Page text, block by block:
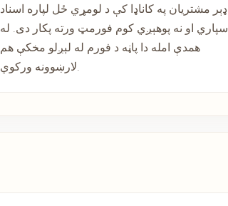
ډېر مشتریان په کاناډا کې د لومړي ځل لپاره اسناد
سپاري او نه پوهېږي کوم فورمټ ورته پکار دی. له
همدې امله دا پاڼه د فورم له لېږلو مخکې هم
لارښوونه ورکوي.